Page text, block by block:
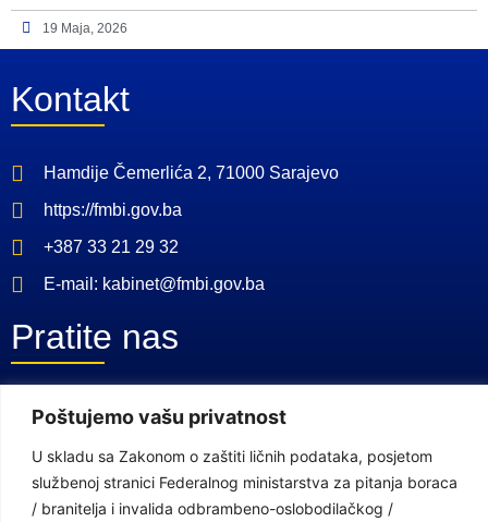
Poštujemo vašu privatnost
U skladu sa Zakonom o zaštiti ličnih podataka, posjetom
službenoj stranici Federalnog ministarstva za pitanja boraca
/ branitelja i invalida odbrambeno-oslobodilačkog /
19 Maja, 2026
Kontakt
Hamdije Čemerlića 2, 71000 Sarajevo
https://fmbi.gov.ba
+387 33 21 29 32
E-mail: kabinet@fmbi.gov.ba
Pratite nas
Facebook Stranica
Youtube Kanal
Linkovi